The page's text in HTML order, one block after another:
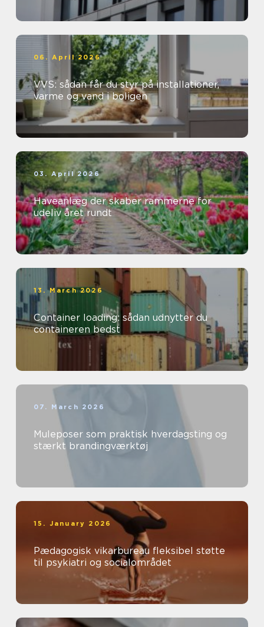
06. April 2026
VVS: sådan får du styr på installationer,
varme og vand i boligen
03. April 2026
Haveanlæg der skaber rammerne for
udeliv året rundt
13. March 2026
Container loading: sådan udnytter du
containeren bedst
07. March 2026
Muleposer som praktisk hverdagsting og
stærkt brandingværktøj
15. January 2026
Pædagogisk vikarbureau fleksibel støtte
til psykiatri og socialområdet